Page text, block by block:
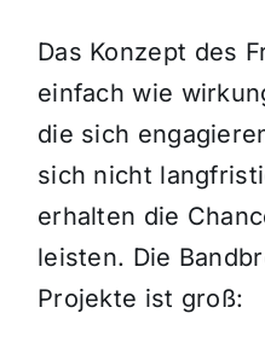
Das Konzept des
einfach wie
die sich
sich nicht
erhalten die
leisten. Die
Projekte ist groß: